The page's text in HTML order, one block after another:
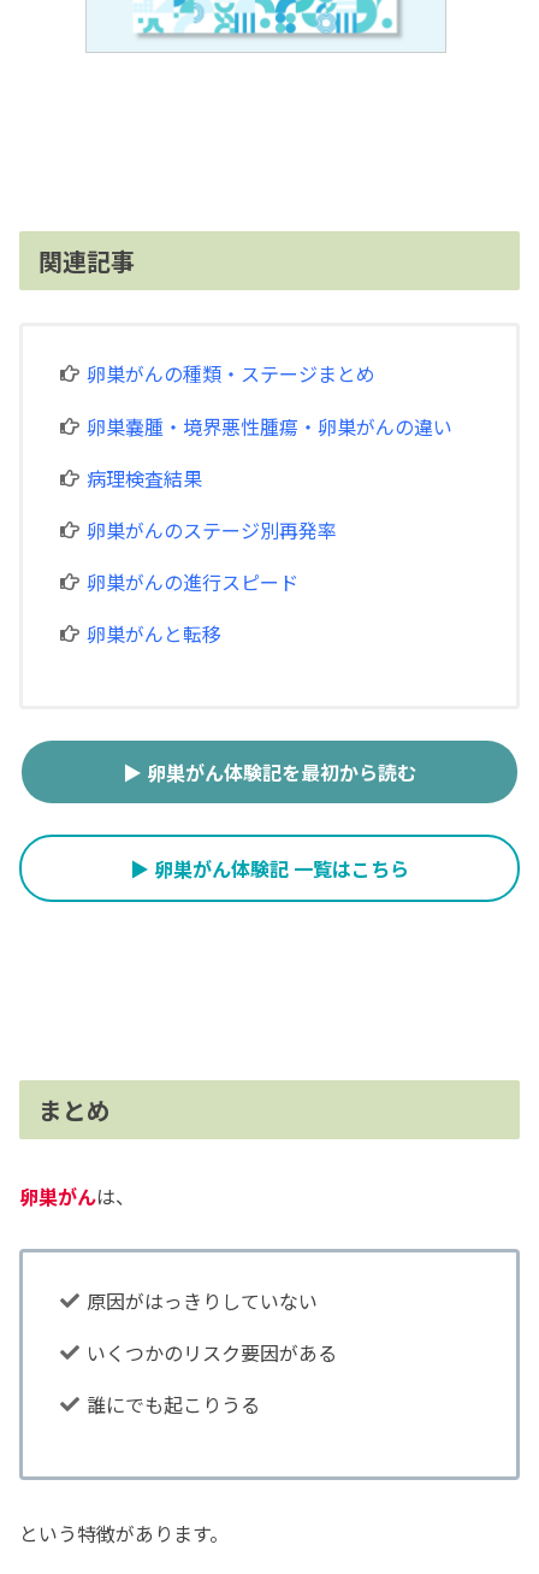
関連記事
卵巣がんの種類・ステージまとめ
卵巣嚢腫・境界悪性腫瘍・卵巣がんの違い
病理検査結果
卵巣がんのステージ別再発率
卵巣がんの進行スピード
卵巣がんと転移
▶ 卵巣がん体験記を最初から読む
▶ 卵巣がん体験記 一覧はこちら
まとめ
卵巣がんは、
原因がはっきりしていない
いくつかのリスク要因がある
誰にでも起こりうる
という特徴があります。